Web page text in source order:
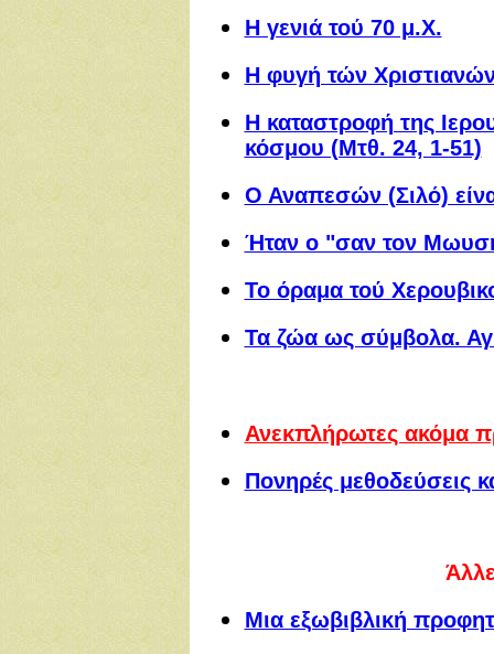
Η γενιά τού 70 μ.Χ.
Η φυγή τών
Η καταστροφή της
κόσμου (Μτθ. 24, 1-51)
Ο Αναπεσών (Σιλό)
Ήταν ο "σαν τον
Το όραμα τού
Τα ζώα ως σύμβολα.
Ανεκπλήρωτες ακόμα
Πονηρές μεθοδεύσεις
Μια εξωβιβλική